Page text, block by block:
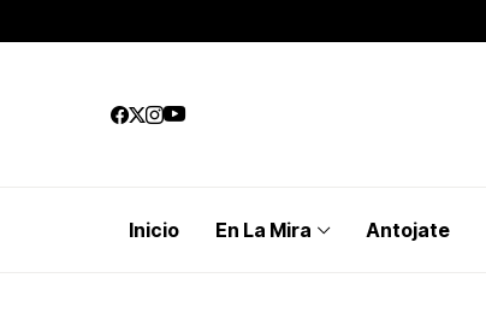
Inicio En La Mira Antojate